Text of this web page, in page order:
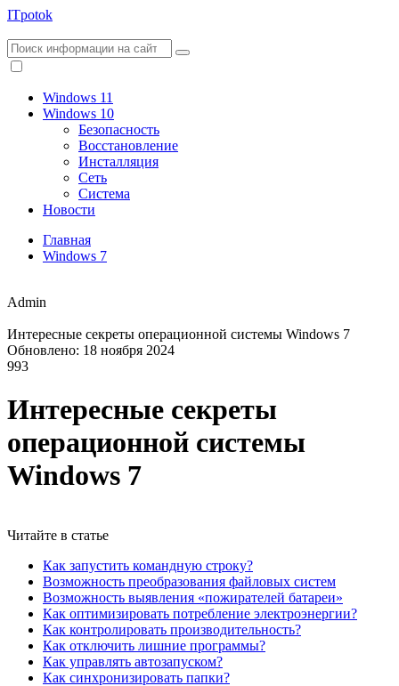
ITpotok
Windows 11
Windows 10
Безопасность
Восстановление
Инсталляция
Сеть
Система
Новости
Главная
Windows 7
Admin
Интересные секреты операционной системы Windows 7
Обновлено: 18 ноября 2024
993
Интересные секреты
операционной системы
Windows 7
Читайте в статье
Как запустить командную строку?
Возможность преобразования файловых систем
Возможность выявления «пожирателей батареи»
Как оптимизировать потребление электроэнергии?
Как контролировать производительность?
Как отключить лишние программы?
Как управлять автозапуском?
Как синхронизировать папки?